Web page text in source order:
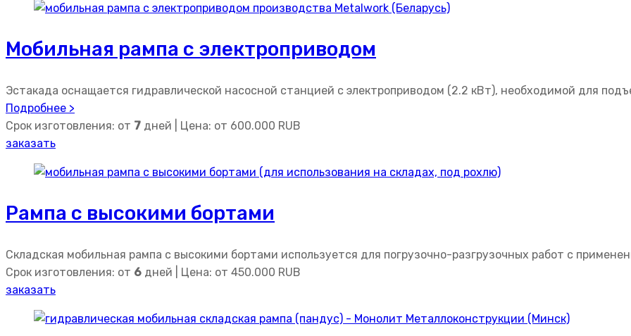
Мобильная рампа с электроприводом
Эстакада оснащается гидравлической насосной станцией с электроприводом (2.2 кВт), необходимой для
Подробнее >
Срок изготовления: от 7 дней | Цена: от 600.000 RUB
заказать
Рампа с высокими бортами
Складская мобильная рампа с высокими бортами используется для погрузочно-разгрузочных работ с
Срок изготовления: от 6 дней | Цена: от 450.000 RUB
заказать